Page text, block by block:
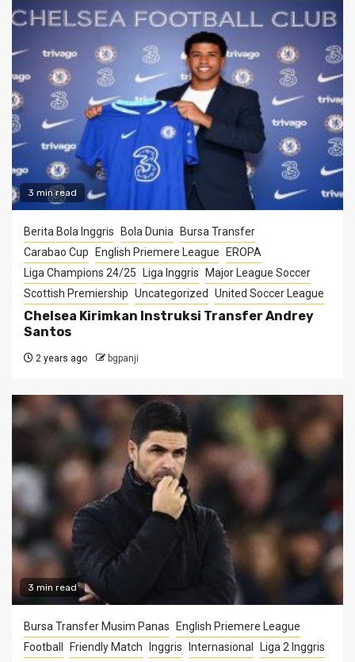
3 min read
Berita Bola Inggris Bola Dunia
Bursa Transfer
Carabao Cup
English Priemere League
EROPA
Liga Champions 24/25
Liga Inggris
Major League Soccer
Scottish Premiership Uncategorized United Soccer League
Chelsea Kirimkan Instruksi Transfer Andrey
Santos
2 years ago bgpanji
3 min read
Bursa Transfer Musim Panas
English Priemere League
Football
Friendly Match Inggris Internasional
Liga 2 Inggris